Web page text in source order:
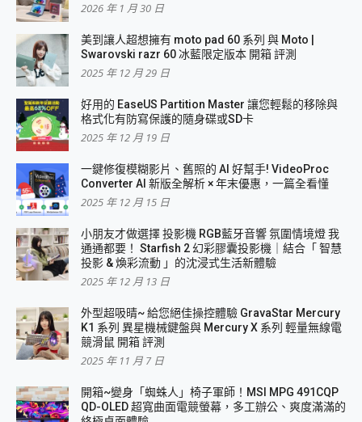
2026 年 1 月 30 日
美到讓人超想擁有 moto pad 60 系列 與 Moto |
Swarovski razr 60 冰藍限定版本 開箱 評測
2025 年 12 月 29 日
好用的 EaseUS Partition Master 讓您輕鬆的移除與
格式化有防寫保護的隨身碟或SD卡
2025 年 12 月 19 日
一鍵修復模糊影片、舊照的 AI 好幫手! VideoProc
Converter AI 新版全解析 × 年末優惠，一篇全看懂
2025 年 12 月 15 日
小朋友才做選擇 投影機 RGB藍牙音響 氛圍情境燈 我
通通都要！ Starfish 2 幻彩膠囊投影機｜結合「 智慧
投影 & 煥彩流動 」的沈浸式生活新體驗
2025 年 12 月 13 日
外型超吸晴~ 給您絕佳操控體驗 GravaStar Mercury
K1 系列 異星機械鍵盤與 Mercury X 系列 輕量無線電
競滑鼠 開箱 評測
2025 年 11 月 7 日
開箱~變身「蜘蛛人」椅子軍師！MSI MPG 491CQP
QD-OLED 超寬曲面電競螢幕，多工辦公、爽度滿滿的